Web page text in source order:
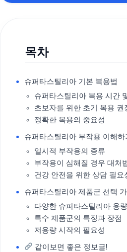
목차
슈퍼타스틸리아 기본 복용법
슈퍼타스틸리아 복용 시간
초보자를 위한 초기 복용 권
정확한 복용의 중요성
슈퍼타스틸리아 부작용 이해하
일시적 부작용의 종류
부작용이 심해질 경우 대처
건강 안전을 위한 상담 필요
슈퍼타스틸리아 제품군 선택
다양한 슈퍼타스틸리아 용
특수 제품군의 특징과 장점
저용량 시작의 필요성
같이보면 좋은 정보글!